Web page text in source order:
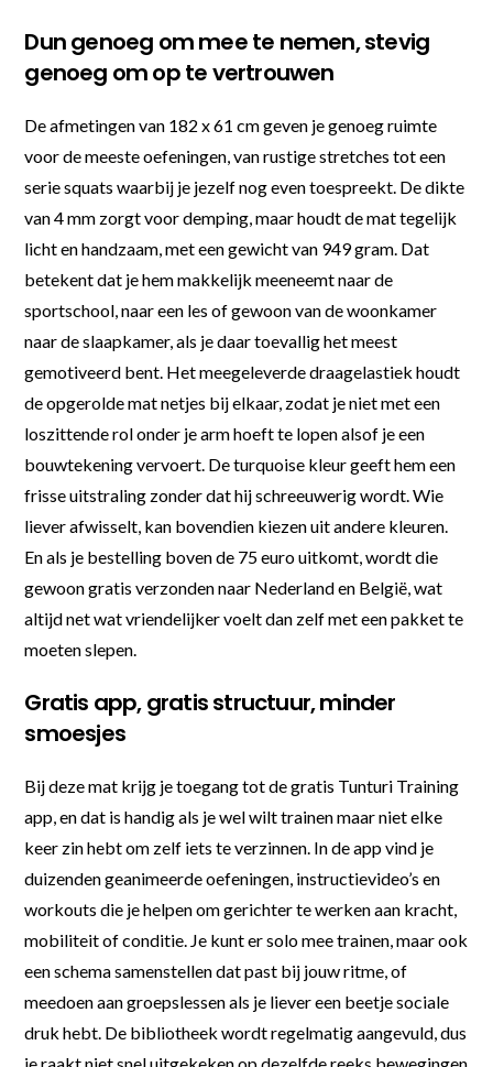
Dun genoeg om mee te nemen, stevig
genoeg om op te vertrouwen
De afmetingen van 182 x 61 cm geven je genoeg ruimte
voor de meeste oefeningen, van rustige stretches tot een
serie squats waarbij je jezelf nog even toespreekt. De dikte
van 4 mm zorgt voor demping, maar houdt de mat tegelijk
licht en handzaam, met een gewicht van 949 gram. Dat
betekent dat je hem makkelijk meeneemt naar de
sportschool, naar een les of gewoon van de woonkamer
naar de slaapkamer, als je daar toevallig het meest
gemotiveerd bent. Het meegeleverde draagelastiek houdt
de opgerolde mat netjes bij elkaar, zodat je niet met een
loszittende rol onder je arm hoeft te lopen alsof je een
bouwtekening vervoert. De turquoise kleur geeft hem een
frisse uitstraling zonder dat hij schreeuwerig wordt. Wie
liever afwisselt, kan bovendien kiezen uit andere kleuren.
En als je bestelling boven de 75 euro uitkomt, wordt die
gewoon gratis verzonden naar Nederland en België, wat
altijd net wat vriendelijker voelt dan zelf met een pakket te
moeten slepen.
Gratis app, gratis structuur, minder
smoesjes
Bij deze mat krijg je toegang tot de gratis Tunturi Training
app, en dat is handig als je wel wilt trainen maar niet elke
keer zin hebt om zelf iets te verzinnen. In de app vind je
duizenden geanimeerde oefeningen, instructievideo’s en
workouts die je helpen om gerichter te werken aan kracht,
mobiliteit of conditie. Je kunt er solo mee trainen, maar ook
een schema samenstellen dat past bij jouw ritme, of
meedoen aan groepslessen als je liever een beetje sociale
druk hebt. De bibliotheek wordt regelmatig aangevuld, dus
je raakt niet snel uitgekeken op dezelfde reeks bewegingen